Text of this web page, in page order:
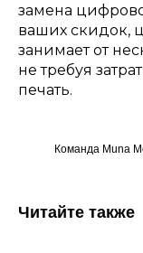
замена
ваших скидок,
занимает от
не требуя
печать.
Команда Muna
Читайте также